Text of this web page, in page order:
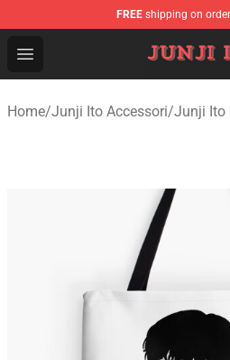
FREE shipping on
Open menu
Junji Ito Store - Official Junji
Home/Junji Ito Accessori/Junji Ito